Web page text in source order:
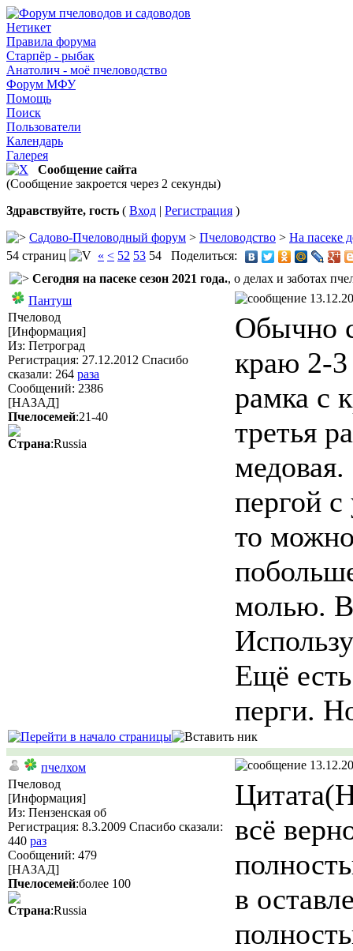
Нетикет
Правила форума
Старпёр - рыбак
Анатолич - моё пчеловодство
Форум МФУ
Помощь
Поиск
Пользователи
Календарь
Галерея
Сообщение сайта
(Сообщение закроется через 2 секунды)
Здравствуйте, гость ( Вход | Регистрация )
Садово-Пчеловодный форум > Пчеловодство > На пасеке
54 страниц
« < 52 53 54
Поделиться:
Сегодня на пасеке сезон 2021 года., о делах и заботах
Пантуш
Пчеловод
[Информация]
Из: Петроград
Регистрация: 27.12.2012 Спасибо
сказали: 264 раза
Сообщений: 2386
[НАЗАД]
Пчелосемей:21-40
Страна:Russia
Обычно
краю 2-
рамка с
третья
пергой
то
молью.
Ещё
перги.
пчелхом
Пчеловод
[Информация]
Из: Пензенская об
Регистрация: 8.3.2009 Спасибо сказали:
440 раз
Сообщений: 479
[НАЗАД]
Пчелосемей:более 100
Страна:Russia
всё
в